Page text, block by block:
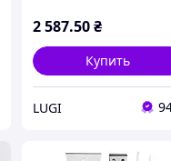
жарки
2 587.50₴
Купить
LUGI